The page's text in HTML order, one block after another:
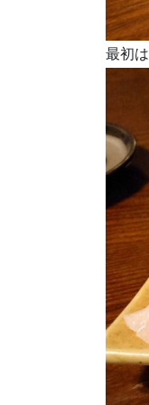
最初